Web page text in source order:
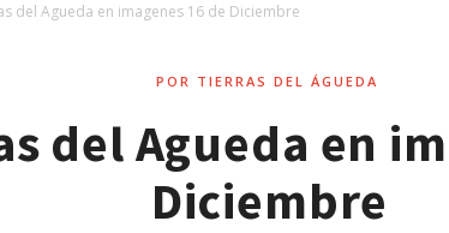
del Agueda en imagenes 16 de Diciembre
POR TIERRAS DEL ÁGUEDA
del Agueda en
Diciembre